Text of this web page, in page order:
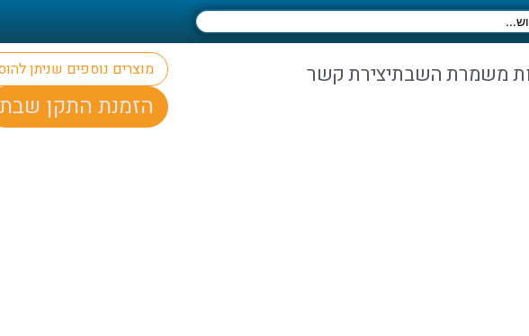
משמרת השבתיצירת קשר
מוצרים נוספים שניתן
הזמנת התקן שבת